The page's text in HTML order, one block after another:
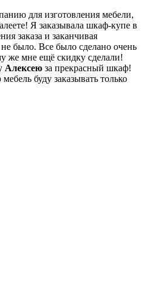
для изготовления мебели,
Я заказывала шкаф-купе в
заказа и заканчивая
было. Все было сделано очень
же мне ещё скидку сделали!
Алексею за прекрасный шкаф!
буду заказывать только